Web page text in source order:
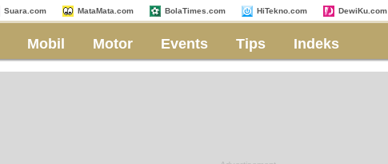
Suara.com MataMata.com BolaTimes.com HiTekno.com DewiKu.com
Mobil Motor Events Tips Indeks